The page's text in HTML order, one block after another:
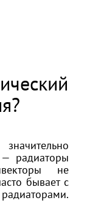
— радиаторы
не
бывает с